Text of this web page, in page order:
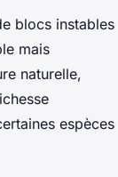
blocs instables
mais
naturelle,
espèces